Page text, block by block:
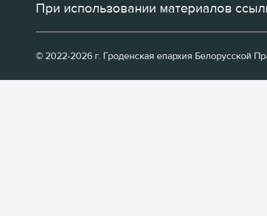
При использовании материалов
© 2022-2026 г. Гроденская епархия Белорусской